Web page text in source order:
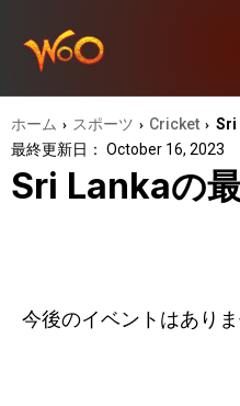
ホーム › スポーツ › Cricket › Sri
最終更新日： October 16, 2023
Sri Lankaの
今後のイベントはあり